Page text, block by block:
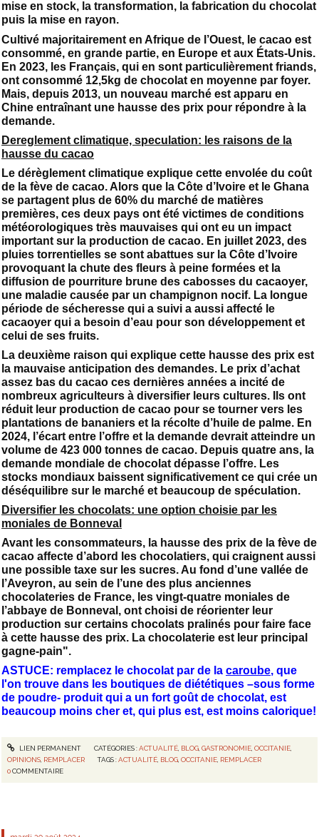
mise en stock, la transformation, la fabrication du chocolat
puis la mise en rayon.
Cultivé majoritairement en Afrique de l’Ouest, le cacao est
consommé, en grande partie, en Europe et aux États-Unis.
En 2023, les Français, qui en sont particulièrement friands,
ont consommé 12,5kg de chocolat en moyenne par foyer.
Mais, depuis 2013, un nouveau marché est apparu en
Chine entraînant une hausse des prix pour répondre à la
demande.
Dereglement climatique, speculation: les raisons de la
hausse du cacao
Le dérèglement climatique explique cette envolée du coût
de la fève de cacao. Alors que la Côte d’Ivoire et le Ghana
se partagent plus de 60% du marché de matières
premières, ces deux pays ont été victimes de conditions
météorologiques très mauvaises qui ont eu un impact
important sur la production de cacao. En juillet 2023, des
pluies torrentielles se sont abattues sur la Côte d’Ivoire
provoquant la chute des fleurs à peine formées et la
diffusion de pourriture brune des cabosses du cacaoyer,
une maladie causée par un champignon nocif. La longue
période de sécheresse qui a suivi a aussi affecté le
cacaoyer qui a besoin d’eau pour son développement et
celui de ses fruits.
La deuxième raison qui explique cette hausse des prix est
la mauvaise anticipation des demandes. Le prix d’achat
assez bas du cacao ces dernières années a incité de
nombreux agriculteurs à diversifier leurs cultures. Ils ont
réduit leur production de cacao pour se tourner vers les
plantations de bananiers et la récolte d’huile de palme. En
2024, l’écart entre l’offre et la demande devrait atteindre un
volume de 423 000 tonnes de cacao. Depuis quatre ans, la
demande mondiale de chocolat dépasse l’offre. Les
stocks mondiaux baissent significativement ce qui crée un
déséquilibre sur le marché et beaucoup de spéculation.
Diversifier les chocolats: une option choisie par les
moniales de Bonneval
Avant les consommateurs, la hausse des prix de la fève de
cacao affecte d’abord les chocolatiers, qui craignent aussi
une possible taxe sur les sucres. Au fond d’une vallée de
l’Aveyron, au sein de l’une des plus anciennes
chocolateries de France, les vingt-quatre moniales de
l’abbaye de Bonneval, ont choisi de réorienter leur
production sur certains chocolats pralinés pour faire face
à cette hausse des prix. La chocolaterie est leur principal
gagne-pain".
ASTUCE: remplacez le chocolat par de la caroube, que
l'on trouve dans les boutiques de diététiques –sous forme
de poudre- produit qui a un fort goût de chocolat, est
beaucoup moins cher et, qui plus est, est moins calorique!
LIEN PERMANENT CATÉGORIES :ACTUALITÉ, BLOG, GASTRONOMIE, OCCITANIE,
OPINIONS REMPLACER TAGS :ACTUALITÉ BLOG ,OCCITANIE REMPLACER
0COMMENTAIRE